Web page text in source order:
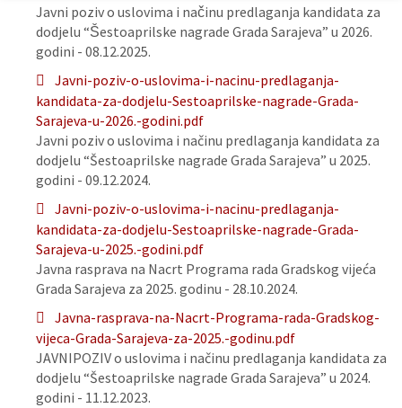
Javni poziv o uslovima i načinu predlaganja kandidata za
dodjelu “Šestoaprilske nagrade Grada Sarajeva” u 2026.
godini - 08.12.2025.
Javni-poziv-o-uslovima-i-nacinu-predlaganja-
kandidata-za-dodjelu-Sestoaprilske-nagrade-Grada-
Sarajeva-u-2026.-godini.pdf
Javni poziv o uslovima i načinu predlaganja kandidata za
dodjelu “Šestoaprilske nagrade Grada Sarajeva” u 2025.
godini - 09.12.2024.
Javni-poziv-o-uslovima-i-nacinu-predlaganja-
kandidata-za-dodjelu-Sestoaprilske-nagrade-Grada-
Sarajeva-u-2025.-godini.pdf
Javna rasprava na Nacrt Programa rada Gradskog vijeća
Grada Sarajeva za 2025. godinu - 28.10.2024.
Javna-rasprava-na-Nacrt-Programa-rada-Gradskog-
vijeca-Grada-Sarajeva-za-2025.-godinu.pdf
JAVNIPOZIV o uslovima i načinu predlaganja kandidata za
dodjelu “Šestoaprilske nagrade Grada Sarajeva” u 2024.
godini - 11.12.2023.